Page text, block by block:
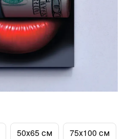
50х65 см 75х100 см